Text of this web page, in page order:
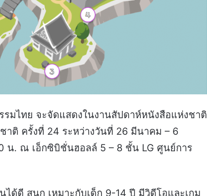
มไทย จะจัดแสดงในงานสัปดาห์หนังสือแห่งชาติ
ติ ครั้งที่ 24 ระหว่างวันที่ 26 มีนาคม – 6
น. ณ เอ็กซิบิชั่นฮอลล์ 5 – 8 ชั้น LG ศูนย์การ
ได้ดี สนุก เหมาะกับเด็ก 9-14 ปี มีวิดีโอและเกม